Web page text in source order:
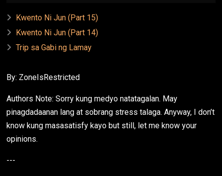
Kwento Ni Jun (Part 15)
Kwento Ni Jun (Part 14)
Trip sa Gabi ng Lamay
By: ZoneIsRestricted
Authors Note: Sorry kung medyo natatagalan. May
pinagdadaanan lang at sobrang stress talaga. Anyway, I don’t
know kung masasatisfy kayo but still, let me know your
opinions.
---